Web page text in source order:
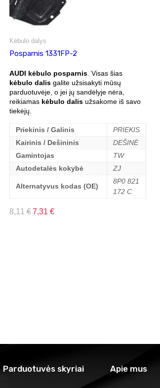
Kėbulo dalys
Posparnis 1331FP-2
AUDI kėbulo posparnis. Visas šias
kėbulo dalisgalite užsisakyti mūsų
parduotuvėje, o jei jų sandėlyje nėra,
reikiamas kėbulo dalisužsakome iš savo
tiekėjų.
Priekinis / Galinis
PRIEKIS
Kairinis / Dešininis
DEŠINĖ
Gamintojas
TW
Autodetalės kokybė
ZJ
Alternatyvus kodas (OE)
8P0 821
172 C
8,11€ 7,31 €
Parduotuvės skyriai Apie mus